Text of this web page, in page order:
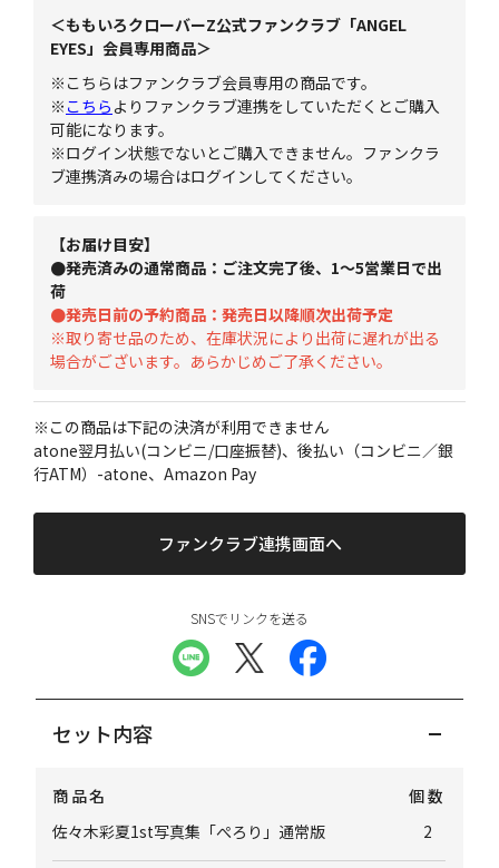
＜ももいろクローバーZ公式ファンクラブ「ANGEL
EYES」会員専用商品＞
※こちらはファンクラブ会員専用の商品です。
※ こちら よりファンクラブ連携をしていただくとご購入
可能になります。
※ログイン状態でないとご購入できません。ファンクラ
ブ連携済みの場合はログインしてください。
【お届け目安】
●発売済みの通常商品：ご注文完了後、1～5営業日で出
荷
●発売日前の予約商品：発売日以降順次出荷予定
※取り寄せ品のため、在庫状況により出荷に遅れが出る
場合がございます。あらかじめご了承ください。
※この商品は下記の決済が利用できません
atone翌月払い(コンビニ/口座振替)、後払い（コンビニ／銀
行ATM）-atone、Amazon Pay
ファンクラブ連携画面へ
SNSでリンクを送る
セット内容
商品名
個数
佐々木彩夏1st写真集「ぺろり」通常版
2